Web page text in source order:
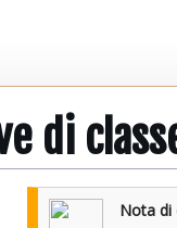
di
Nota di